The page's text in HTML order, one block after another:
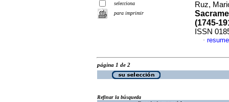
selecciona
para imprimir
Ruz,
(1745-
ISSN
·
página 1 de 2
Refinar la búsqueda